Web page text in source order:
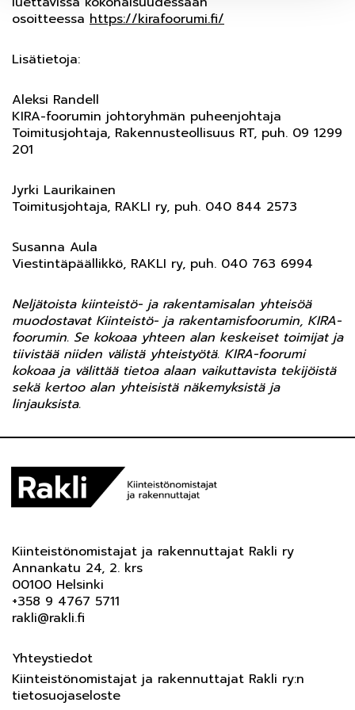
osoitteessa https://kirafoorumi.fi/
Lisätietoja:
Aleksi Randell
KIRA-foorumin johtoryhmän puheenjohtaja
Toimitusjohtaja, Rakennusteollisuus RT, puh. 09 1299
201
Jyrki Laurikainen
Toimitusjohtaja, RAKLI ry, puh. 040 844 2573
Susanna Aula
Viestintäpäällikkö, RAKLI ry, puh. 040 763 6994
Neljätoista kiinteistö- ja rakentamisalan yhteisöä
muodostavat Kiinteistö- ja rakentamisfoorumin, KIRA-
foorumin. Se kokoaa yhteen alan keskeiset toimijat ja
tiivistää niiden välistä yhteistyötä. KIRA-foorumi
kokoaa ja välittää tietoa alaan vaikuttavista tekijöistä
sekä kertoo alan yhteisistä näkemyksistä ja
linjauksista.
Kiinteistönomistajat ja rakennuttajat Rakli ry
Annankatu 24, 2. krs
00100 Helsinki
+358 9 4767 5711
rakli@rakli.fi
Yhteystiedot
Kiinteistönomistajat ja rakennuttajat Rakli ry:n
tietosuojaseloste